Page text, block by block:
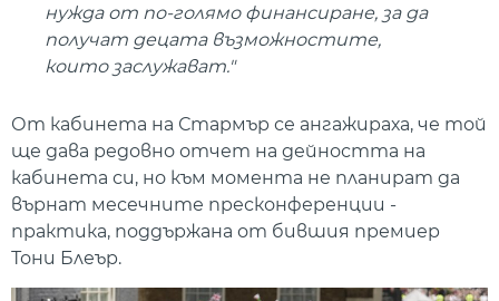
нужда от по-голямо финансиране, за да
получат децата възможностите,
които заслужават."
От кабинета на Стармър се ангажираха, че той
ще дава редовно отчет на дейността на
кабинета си, но към момента не планират да
върнат месечните пресконференции -
практика, поддържана от бившия премиер
Тони Блеър.